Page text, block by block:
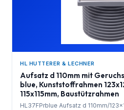
HL HUTTERER & LECHNER
Aufsatz d 110mm mit
blue, Kunststoffrahmen
115x115mm, Baustützrahmen
HL37FPrblue Aufsatz d 110mm/